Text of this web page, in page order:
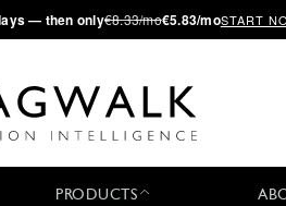
— then only€8.33/mo€5.83/moSTART
PRODUCTS